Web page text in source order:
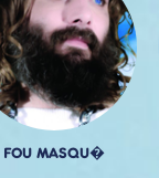
FOU MASQU�